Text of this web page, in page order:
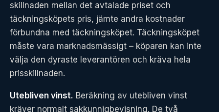
skillnaden mellan det avtalade priset och
täckningsköpets pris, jämte andra kostnader
förbundna med täckningsköpet. Täckningsköpet
måste vara marknadsmässigt – köparen kan inte
välja den dyraste leverantören och kräva hela
prisskillnaden.
Utebliven vinst. Beräkning av utebliven vinst
kräver normalt sakkunnigbevisning. De två